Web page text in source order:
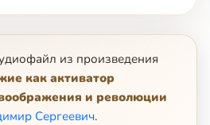
из произведения
как активатор
и революции
Сергеевич.